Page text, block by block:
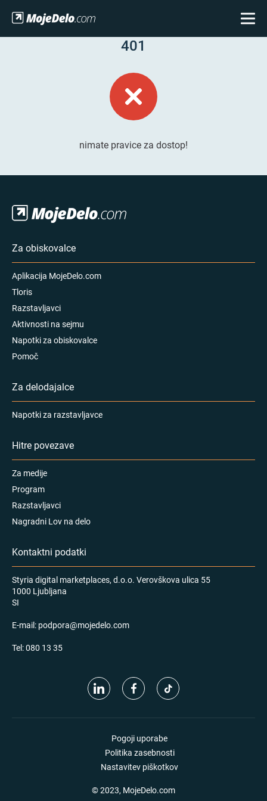
401
nimate pravice za dostop!
Za obiskovalce
Aplikacija MojeDelo.com
Tloris
Razstavljavci
Aktivnosti na sejmu
Napotki za obiskovalce
Pomoč
Za delodajalce
Napotki za razstavljavce
Hitre povezave
Za medije
Program
Razstavljavci
Nagradni Lov na delo
Kontaktni podatki
Styria digital marketplaces, d.o.o. Verovškova ulica 55
1000 Ljubljana
SI
E-mail: podpora@mojedelo.com
Tel:080 13 35
Pogoji uporabe
Politika zasebnosti
Nastavitev piškotkov
© 2023, MojeDelo.com